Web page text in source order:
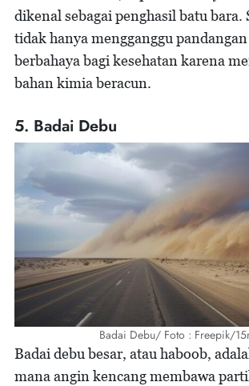
dikenal sebagai penghasil batu
tidak hanya mengganggu
berbahaya bagi kesehatan karena
bahan kimia beracun.
5. Badai Debu
Badai Debu/ Foto : Freepik/
Badai debu besar, atau haboob,
mana angin kencang membawa